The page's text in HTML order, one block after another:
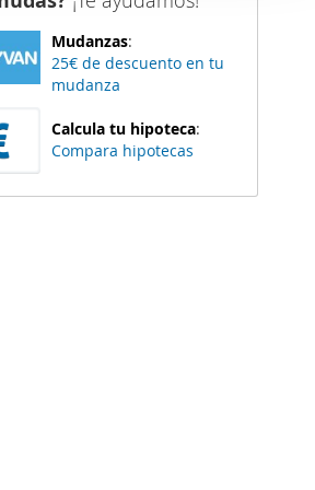
Mudanzas:
25€ de descuento en tu
mudanza
Calcula tu hipoteca:
Compara hipotecas